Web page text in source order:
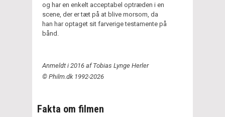
og har en enkelt acceptabel optræden i en
scene, der er tæt på at blive morsom, da
han har optaget sit farverige testamente på
bånd.
Anmeldt i 2016 af Tobias Lynge Herler
© Philm.dk 1992-2026
Fakta om filmen